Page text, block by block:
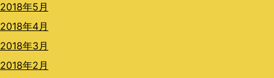
2018年5月
2018年4月
2018年3月
2018年2月